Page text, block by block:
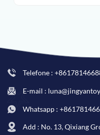
Telefone :
E-mail :
Whatsapp :
Add : No. 13, Qixiang